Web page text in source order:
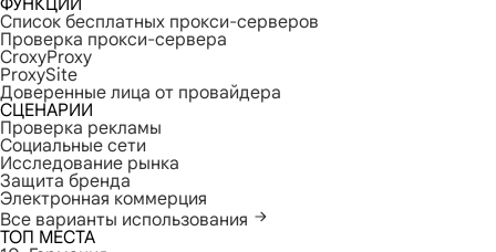
ФУНКЦИИ
Список бесплатных прокси-серверов
Проверка прокси-сервера
CroxyProxy
ProxySite
Доверенные лица от провайдера
СЦЕНАРИИ
Проверка рекламы
Социальные сети
Исследование рынка
Защита бренда
Электронная коммерция
Все варианты использования
ТОП МЕСТА